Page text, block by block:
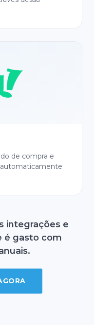
de compra e
integrações e
é gasto com